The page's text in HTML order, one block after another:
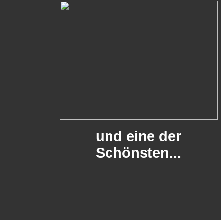
und eine der
Schönsten...